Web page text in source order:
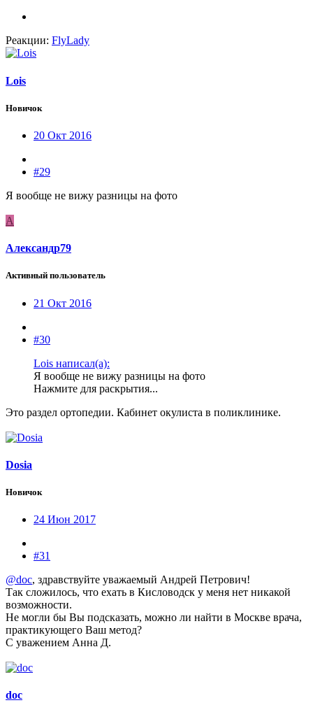
Реакции: FlyLady
Lois
Новичок
20 Окт 2016
#29
Я вообще не вижу разницы на фото
А
Александр79
Активный пользователь
21 Окт 2016
#30
Lois написал(а):
Я вообще не вижу разницы на фото
Нажмите для раскрытия...
Это раздел ортопедии. Кабинет окулиста в поликлинике.
Dosia
Новичок
24 Июн 2017
#31
@doc, здравствуйте уважаемый Андрей Петрович!
Так сложилось, что ехать в Кисловодск у меня нет никакой
возможности.
Не могли бы Вы подсказать, можно ли найти в Москве врача,
практикующего Ваш метод?
С уважением Анна Д.
doc